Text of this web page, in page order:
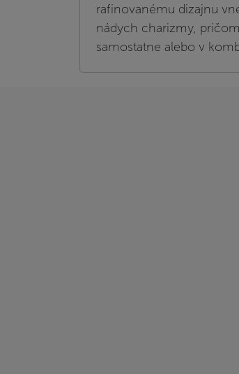
rafinovanému dizajnu
nádych charizmy,
samostatne alebo v